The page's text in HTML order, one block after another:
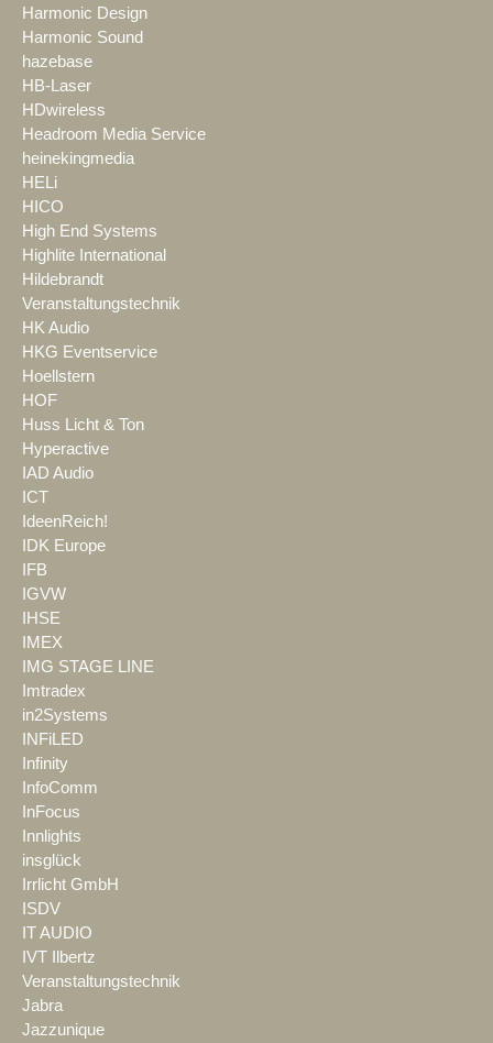
Harmonic Design
Harmonic Sound
hazebase
HB-Laser
HDwireless
Headroom Media Service
heinekingmedia
HELi
HICO
High End Systems
Highlite International
Hildebrandt
Veranstaltungstechnik
HK Audio
HKG Eventservice
Hoellstern
HOF
Huss Licht & Ton
Hyperactive
IAD Audio
ICT
IdeenReich!
IDK Europe
IFB
IGVW
IHSE
IMEX
IMG STAGE LINE
Imtradex
in2Systems
INFiLED
Infinity
InfoComm
InFocus
Innlights
insglück
Irrlicht GmbH
ISDV
IT AUDIO
IVT Ilbertz
Veranstaltungstechnik
Jabra
Jazzunique